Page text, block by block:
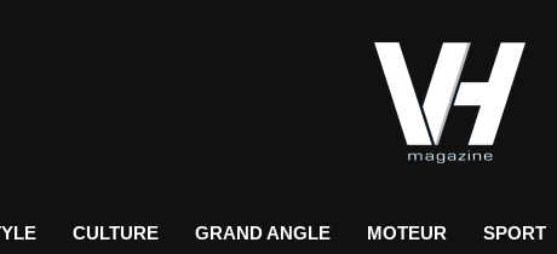
CULTURE GRAND ANGLE MOTEUR SPORT